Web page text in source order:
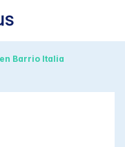
Barrio Italia